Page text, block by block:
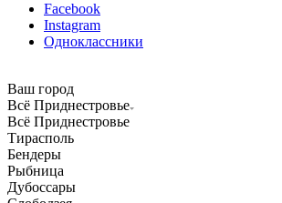
Facebook
Instagram
Одноклассники
Ваш город
Всё Приднестровье
Всё Приднестровье
Тирасполь
Бендеры
Рыбница
Дубоссары